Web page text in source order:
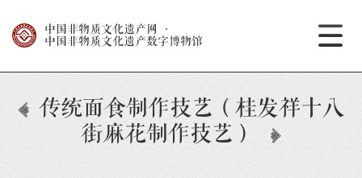
中国非物质文化遗产网
·
中国非物质文化遗产数字博物馆
传统面食制作技艺（桂发祥十八
街麻花制作技艺）